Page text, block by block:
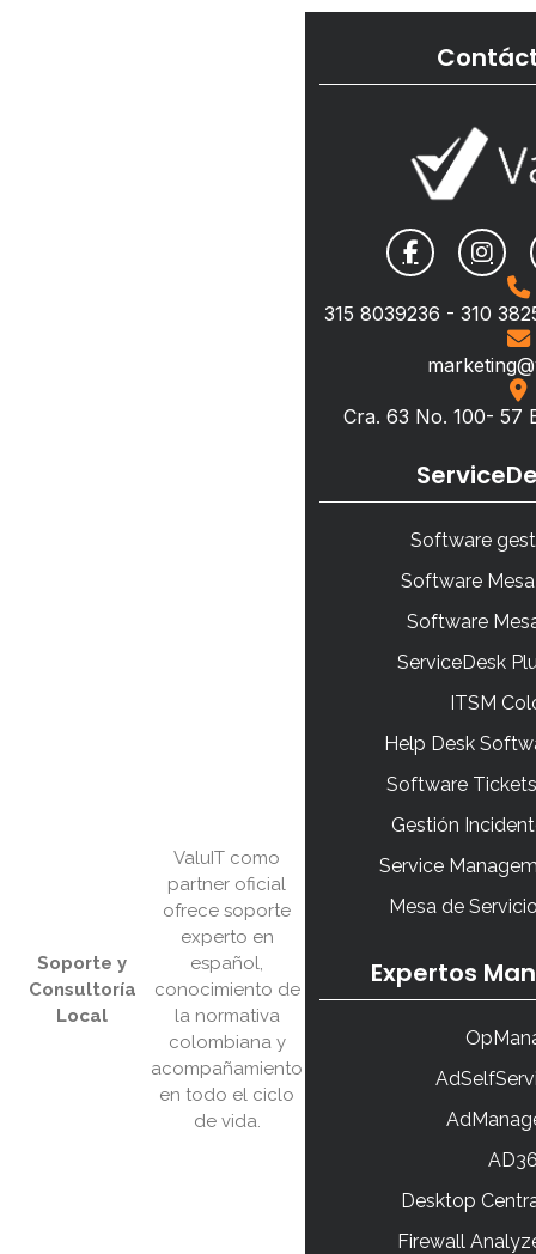
Soporte y
Consultoría
Local
ValuIT como
partner oficial
ofrece soporte
experto en
español,
conocimiento de
la normativa
colombiana y
acompañamiento
en todo el ciclo
de vida.
315 8039236 - 310
Cra. 63 No. 100- 57
Software
Software
Software
ServiceDesk
ITSM
Help Desk
Software
Gestión
Service
Mesa de
Expertos
Desktop
Firewall